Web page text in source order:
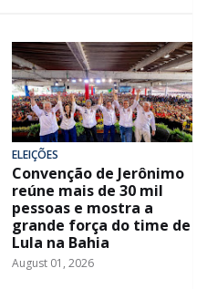
ELEIÇÕES
Convenção de Jerônimo
reúne mais de 30 mil
pessoas e mostra a
grande força do time de
Lula na Bahia
August 01, 2026